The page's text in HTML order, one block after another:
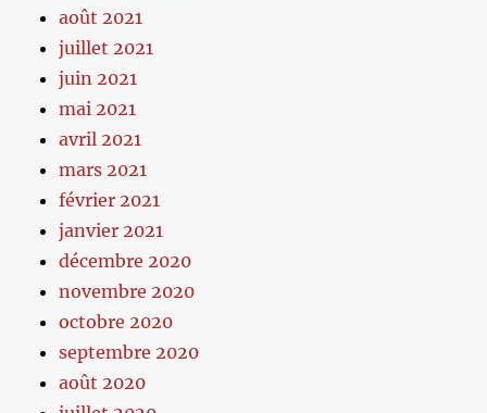
août 2021
juillet 2021
juin 2021
mai 2021
avril 2021
mars 2021
février 2021
janvier 2021
décembre 2020
novembre 2020
octobre 2020
septembre 2020
août 2020